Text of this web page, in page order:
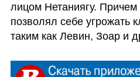
лицом Нетаниягу. Причем
позволял себе угрожать
таким как Левин, Зоар и